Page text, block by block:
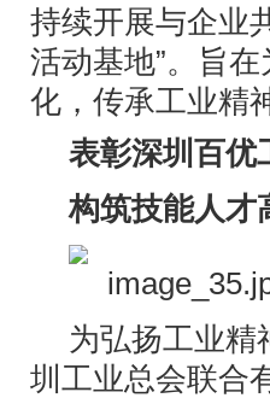
持续开展与企业
活动基地”。旨
化，传承工业精
表彰深圳百优
构筑技能人才
为弘扬工业精
圳工业总会联合